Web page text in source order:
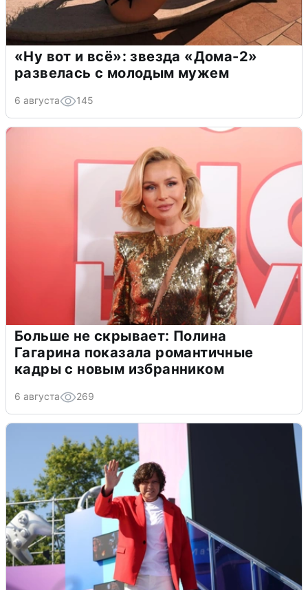
«Ну вот и всё»: звезда «Дома-2»
развелась с молодым мужем
6 августа 145
Больше не скрывает: Полина
Гагарина показала романтичные
кадры с новым избранником
6 августа 269